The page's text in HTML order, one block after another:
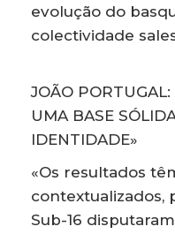
evolução do
colectividade
JOÃO
UMA BASE
IDENTIDADE»
«Os resultados
contextualizados,
Sub-16